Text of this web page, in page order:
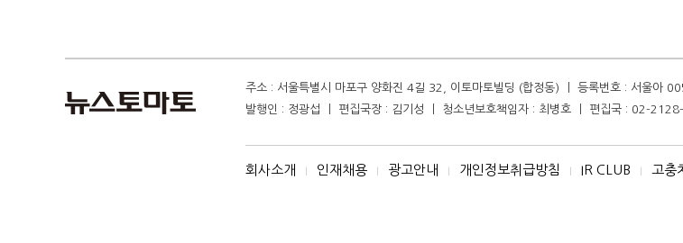
주소 : 서울특별시 마포구 양화진 4길 32, 이토마토빌딩 (합정동) ㅣ 등록번호 : 서울아
발행인 : 정광섭 ㅣ 편집국장 : 김기성 ㅣ 청소년보호책임자 : 최병호 ㅣ 편집국 : 02-
회사소개 I 인재채용 I 광고안내 I 개인정보취급방침 I IR CLUB I 고충